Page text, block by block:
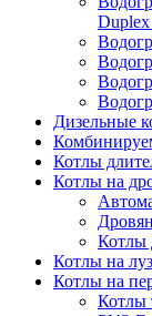
Дизельные
Котлы
Котлы на
Котлы
Котлы на
Котлы на
Котлы